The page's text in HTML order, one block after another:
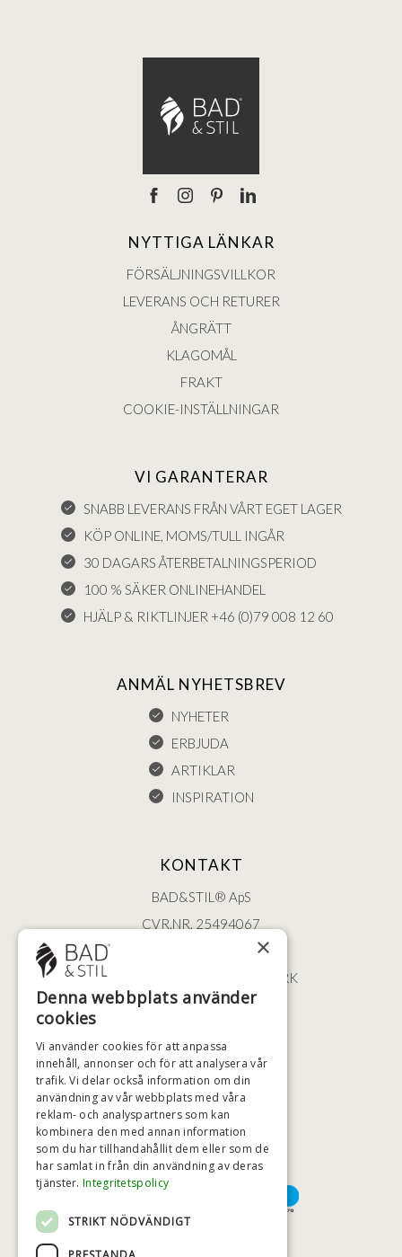
NYTTIGA LÄNKAR
FÖRSÄLJNINGSVILLKOR
LEVERANS OCH RETURER
ÅNGRÄTT
KLAGOMÅL
FRAKT
COOKIE-INSTÄLLNINGAR
VI GARANTERAR
SNABB LEVERANS FRÅN VÅRT EGET LAGER
KÖP ONLINE, MOMS/TULL INGÅR
30 DAGARS ÅTERBETALNINGSPERIOD
100 % SÄKER ONLINEHANDEL
HJÄLP & RIKTLINJER +46 (0)79 008 12 60
ANMÄL NYHETSBREV
NYHETER
ERBJUDA
ARTIKLAR
INSPIRATION
KONTAKT
BAD&STIL® ApS
CVR.NR. 25494067
ØSTERBROGADE 202
2100 KØBENHAVN • DANMARK
+46 (0)79 008 12 60
HÖGSTA KREDITVÄRDIGHET
BETALNINGSALTERNATIV
×
Denna webbplats använder
cookies
Vi använder cookies för att anpassa
innehåll, annonser och för att analysera vår
trafik. Vi delar också information om din
användning av vår webbplats med våra
reklam- och analyspartners som kan
kombinera den med annan information
som du har tillhandahållit dem eller som de
har samlat in från din användning av deras
tjänster. Integritetspolicy
STRIKT NÖDVÄNDIGT